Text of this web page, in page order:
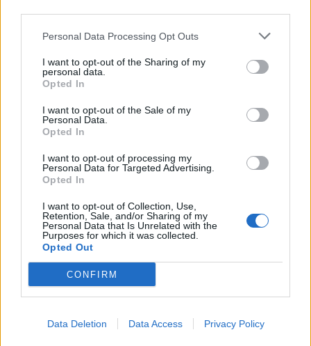
Personal Data Processing Opt Outs
I want to opt-out of the Sharing of my
personal data.
Opted In
I want to opt-out of the Sale of my
Personal Data.
Opted In
I want to opt-out of processing my
Personal Data for Targeted Advertising.
Opted In
I want to opt-out of Collection, Use,
Retention, Sale, and/or Sharing of my
Personal Data that Is Unrelated with the
Purposes for which it was collected.
Opted Out
CONFIRM
Data Deletion Data Access Privacy Policy